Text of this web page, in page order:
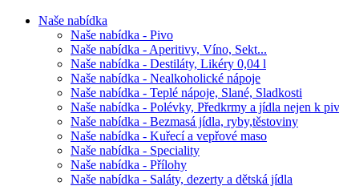
Naše nabídka
Naše nabídka - Pivo
Naše nabídka - Aperitivy, Víno, Sekt...
Naše nabídka - Destiláty, Likéry 0,04 l
Naše nabídka - Nealkoholické nápoje
Naše nabídka - Teplé nápoje, Slané, Sladkosti
Naše nabídka - Polévky, Předkrmy a jídla nejen k
Naše nabídka - Bezmasá jídla, ryby,těstoviny
Naše nabídka - Kuřecí a vepřové maso
Naše nabídka - Speciality
Naše nabídka - Přílohy
Naše nabídka - Saláty, dezerty a dětská jídla